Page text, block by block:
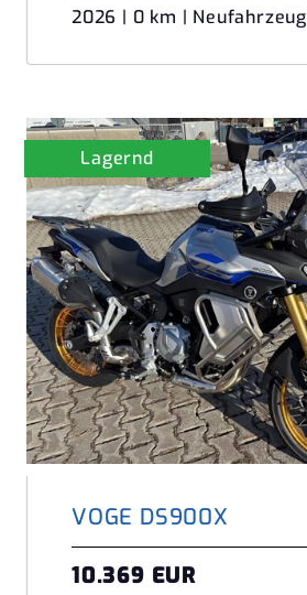
2026 | 0 km | Neufahrzeug
Lagernd
VOGE DS900X
10.369 EUR